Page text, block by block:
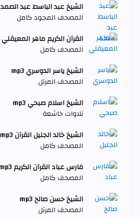
الشيخ عبد الباسط عبد الصمد mp3
المصحف المجود كامل
القرآن الكريم ماهر المعيقلي mp3
المصحف كامل
الشيخ ياسر الدوسري mp3
المصحف المرتل
الشيخ اسلام صبحي mp3
تلاوات خاشعة
الشيخ خالد الجليل القرآن mp3
المصحف كامل
فارس عباد القرآن الكريم mp3
المصحف كامل
الشيخ حسن صالح mp3
المصحف المرتل